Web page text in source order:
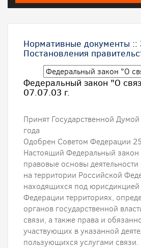
Нормативные документы ::
Постановления
Федеральный закон "О
07.07.03 г.
Принят Государственной
года
Одобрен Советом Федерации
Настоящий Федеральный закон
правовые основы деятельности
на территории Российской
находящихся под
Федерации территориях,
органов государственной
связи, а также права и
участвующих в указанной
пользующихся услугами связи.